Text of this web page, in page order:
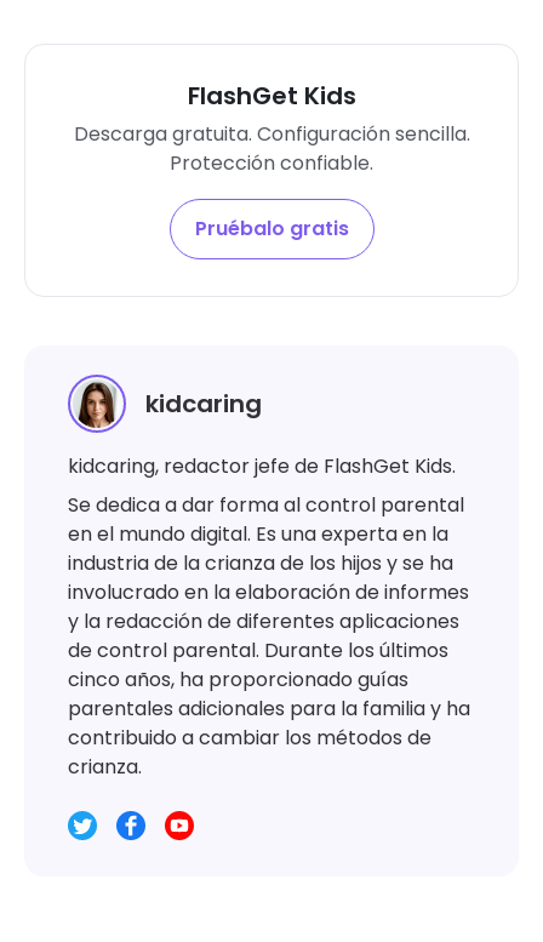
FlashGet Kids
Descarga gratuita. Configuración sencilla.
Protección confiable.
Pruébalo gratis
kidcaring
kidcaring, redactor jefe de FlashGet Kids.
Se dedica a dar forma al control parental
en el mundo digital. Es una experta en la
industria de la crianza de los hijos y se ha
involucrado en la elaboración de informes
y la redacción de diferentes aplicaciones
de control parental. Durante los últimos
cinco años, ha proporcionado guías
parentales adicionales para la familia y ha
contribuido a cambiar los métodos de
crianza.